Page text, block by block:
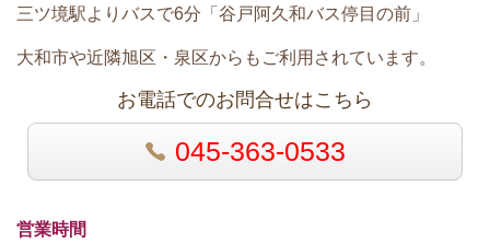
三ツ境駅よりバスで6分「谷戸阿久和バス停目の前」
大和市や近隣旭区・泉区からもご利用されています。
お電話でのお問合せはこちら
045-363-0533
営業時間